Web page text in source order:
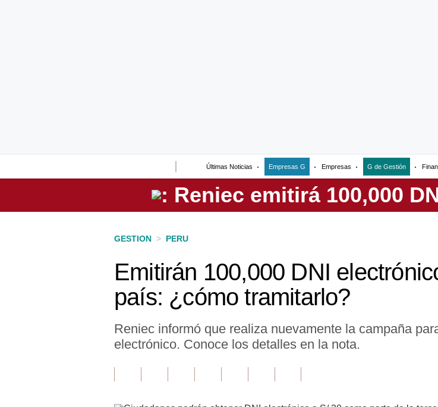
Últimas Noticias Empresas G Empresas G de Gestión
Perú
GESTION > PERU
Emitirán 100,000 DNI
país: ¿cómo tramitarlo?
Reniec informó que realiza nuevamente la campaña
electrónico. Conoce los detalles en la nota.